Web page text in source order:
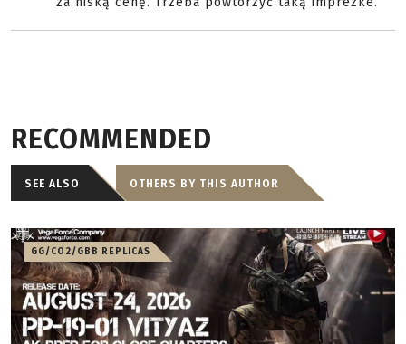
RECOMMENDED
SEE ALSO OTHERS BY THIS AUTHOR
GG/CO2/GBB REPLICAS